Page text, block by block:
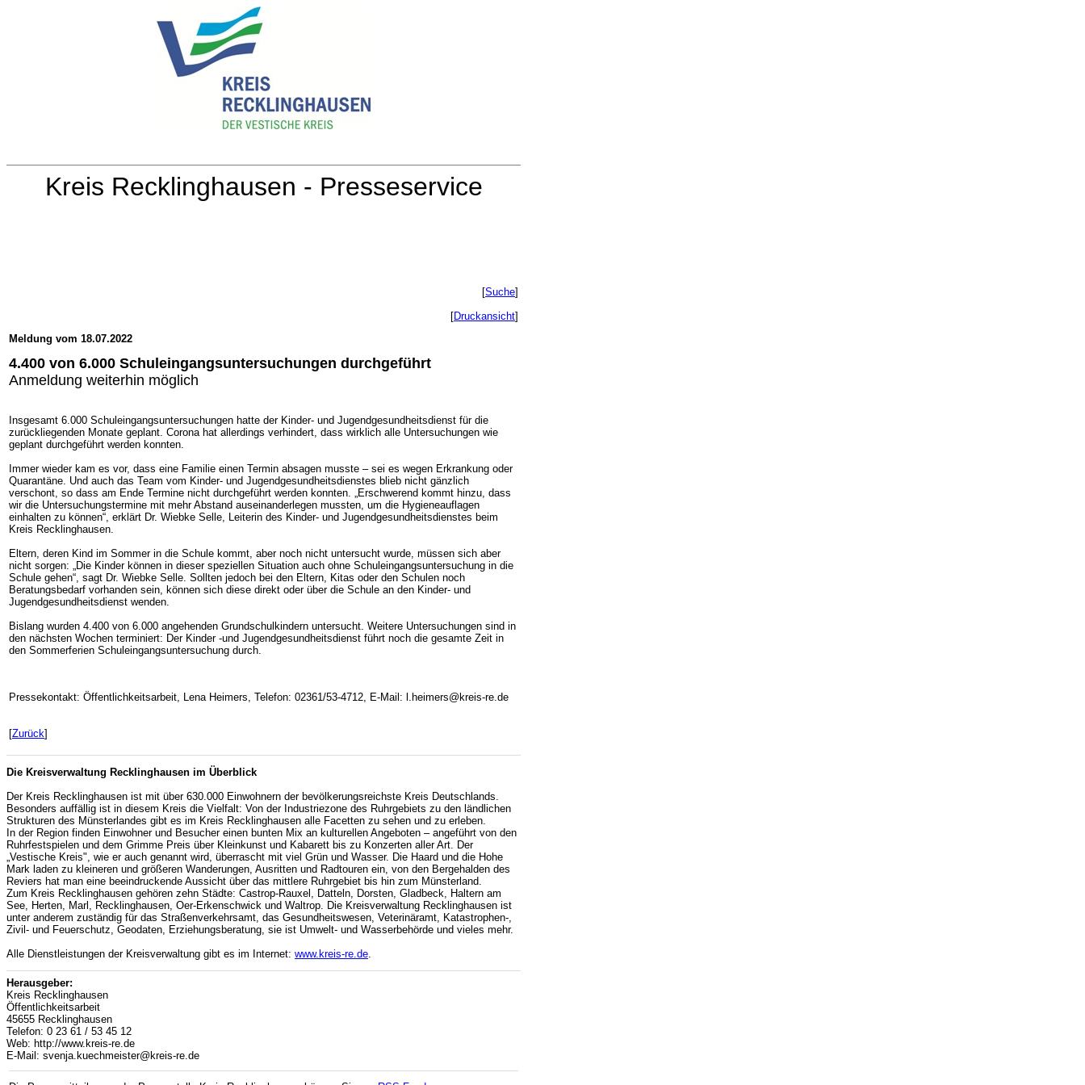
Kreis Recklinghausen - Presseservice
[Suche]
[Druckansicht]
Meldung vom 18.07.2022
4.400 von 6.000 Schuleingangsuntersuchungen durchgeführt
Anmeldung weiterhin möglich
Insgesamt 6.000 Schuleingangsuntersuchungen hatte der Kinder- und Jugendgesundheitsdienst für die
zurückliegenden Monate geplant. Corona hat allerdings verhindert, dass wirklich alle Untersuchungen wie
geplant durchgeführt werden konnten.
Immer wieder kam es vor, dass eine Familie einen Termin absagen musste – sei es wegen Erkrankung oder
Quarantäne. Und auch das Team vom Kinder- und Jugendgesundheitsdienstes blieb nicht gänzlich
verschont, so dass am Ende Termine nicht durchgeführt werden konnten. „Erschwerend kommt hinzu, dass
wir die Untersuchungstermine mit mehr Abstand auseinanderlegen mussten, um die Hygieneauflagen
einhalten zu können“, erklärt Dr. Wiebke Selle, Leiterin des Kinder- und Jugendgesundheitsdienstes beim
Kreis Recklinghausen.
Eltern, deren Kind im Sommer in die Schule kommt, aber noch nicht untersucht wurde, müssen sich aber
nicht sorgen: „Die Kinder können in dieser speziellen Situation auch ohne Schuleingangsuntersuchung in die
Schule gehen“, sagt Dr. Wiebke Selle. Sollten jedoch bei den Eltern, Kitas oder den Schulen noch
Beratungsbedarf vorhanden sein, können sich diese direkt oder über die Schule an den Kinder- und
Jugendgesundheitsdienst wenden.
Bislang wurden 4.400 von 6.000 angehenden Grundschulkindern untersucht. Weitere Untersuchungen sind in
den nächsten Wochen terminiert: Der Kinder -und Jugendgesundheitsdienst führt noch die gesamte Zeit in
den Sommerferien Schuleingangsuntersuchung durch.
Pressekontakt: Öffentlichkeitsarbeit, Lena Heimers, Telefon: 02361/53-4712, E-Mail: l.heimers@kreis-re.de
[Zurück]
Die Kreisverwaltung Recklinghausen im Überblick
Der Kreis Recklinghausen ist mit über 630.000 Einwohnern der bevölkerungsreichste Kreis Deutschlands.
Besonders auffällig ist in diesem Kreis die Vielfalt: Von der Industriezone des Ruhrgebiets zu den ländlichen
Strukturen des Münsterlandes gibt es im Kreis Recklinghausen alle Facetten zu sehen und zu erleben.
In der Region finden Einwohner und Besucher einen bunten Mix an kulturellen Angeboten – angeführt von den
Ruhrfestspielen und dem Grimme Preis über Kleinkunst und Kabarett bis zu Konzerten aller Art. Der
„Vestische Kreis", wie er auch genannt wird, überrascht mit viel Grün und Wasser. Die Haard und die Hohe
Mark laden zu kleineren und größeren Wanderungen, Ausritten und Radtouren ein, von den Bergehalden des
Reviers hat man eine beeindruckende Aussicht über das mittlere Ruhrgebiet bis hin zum Münsterland.
Zum Kreis Recklinghausen gehören zehn Städte: Castrop-Rauxel, Datteln, Dorsten, Gladbeck, Haltern am
See, Herten, Marl, Recklinghausen, Oer-Erkenschwick und Waltrop. Die Kreisverwaltung Recklinghausen ist
unter anderem zuständig für das Straßenverkehrsamt, das Gesundheitswesen, Veterinäramt, Katastrophen-,
Zivil- und Feuerschutz, Geodaten, Erziehungsberatung, sie ist Umwelt- und Wasserbehörde und vieles mehr.
Alle Dienstleistungen der Kreisverwaltung gibt es im Internet: www.kreis-re.de.
Herausgeber:
Kreis Recklinghausen
Öffentlichkeitsarbeit
45655 Recklinghausen
Telefon: 0 23 61 / 53 45 12
Web: http://www.kreis-re.de
E-Mail: svenja.kuechmeister@kreis-re.de